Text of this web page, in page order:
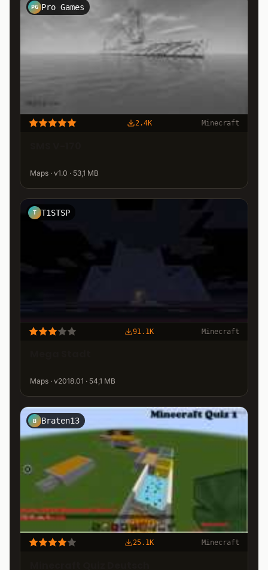
PG Pro Games
2.4K Minecraft
Maps · v1.0 · 53,1 MB
T T1STSP
91.1K Minecraft
Maps · v2018.01 · 54,1 MB
B Braten13
25.1K Minecraft